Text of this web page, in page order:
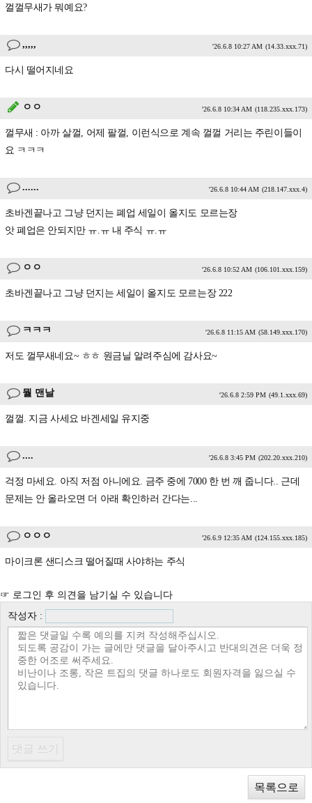
껄껄무새가 뭐예요?
,,,,, '26.6.8 10:27 AM (14.33.xxx.71)
다시 떨어지네요
ㅇㅇ '26.6.8 10:34 AM (118.235.xxx.173)
껄무새 : 아까 살껄, 어제 팔껄, 이런식으로 계속 껄껄 거리는 주린이들이
요 ㅋㅋㅋ
...... '26.6.8 10:44 AM (218.147.xxx.4)
초바겐끝나고 그냥 던지는 폐업 세일이 올지도 모르는장
앗 폐업은 안되지만 ㅠ.ㅠ 내 주식 ㅠ.ㅠ
ㅇㅇ '26.6.8 10:52 AM (106.101.xxx.159)
초바겐끝나고 그냥 던지는 세일이 올지도 모르는장 222
ㅋㅋㅋ '26.6.8 11:15 AM (58.149.xxx.170)
저도 껄무새네요~ ㅎㅎ 원금닐 알려주심에 감사요~
뭘 맨날 '26.6.8 2:59 PM (49.1.xxx.69)
껄껄. 지금 사세요 바겐세일 유지중
.... '26.6.8 3:45 PM (202.20.xxx.210)
걱정 마세요. 아직 저점 아니에요. 금주 중에 7000 한 번 깨 줍니다.. 근데
문제는 안 올라오면 더 아래 확인하러 간다는...
ㅇㅇㅇ '26.6.9 12:35 AM (124.155.xxx.185)
마이크론 샌디스크 떨어질때 사야하는 주식
☞ 로그인 후 의견을 남기실 수 있습니다
작성자 :
목록으로